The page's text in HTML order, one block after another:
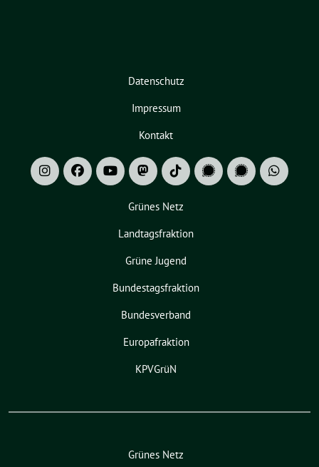
Datenschutz
Impressum
Kontakt
Grünes Netz
Landtagsfraktion
Grüne Jugend
Bundestagsfraktion
Bundesverband
Europafraktion
KPVGrüN
Grünes Netz